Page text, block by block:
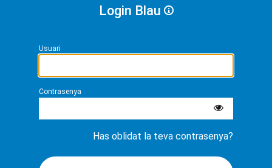
Login Blau
Usuari
Contrasenya
Has oblidat la teva contrasenya?